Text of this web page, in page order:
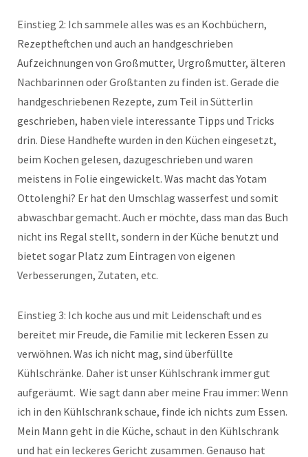
Einstieg 2: Ich sammele alles was es an Kochbüchern,
Rezeptheftchen und auch an handgeschrieben
Aufzeichnungen von Großmutter, Urgroßmutter, älteren
Nachbarinnen oder Großtanten zu finden ist. Gerade die
handgeschriebenen Rezepte, zum Teil in Sütterlin
geschrieben, haben viele interessante Tipps und Tricks
drin. Diese Handhefte wurden in den Küchen eingesetzt,
beim Kochen gelesen, dazugeschrieben und waren
meistens in Folie eingewickelt. Was macht das Yotam
Ottolenghi? Er hat den Umschlag wasserfest und somit
abwaschbar gemacht. Auch er möchte, dass man das Buch
nicht ins Regal stellt, sondern in der Küche benutzt und
bietet sogar Platz zum Eintragen von eigenen
Verbesserungen, Zutaten, etc.
Einstieg 3: Ich koche aus und mit Leidenschaft und es
bereitet mir Freude, die Familie mit leckeren Essen zu
verwöhnen. Was ich nicht mag, sind überfüllte
Kühlschränke. Daher ist unser Kühlschrank immer gut
aufgeräumt. Wie sagt dann aber meine Frau immer: Wenn
ich in den Kühlschrank schaue, finde ich nichts zum Essen.
Mein Mann geht in die Küche, schaut in den Kühlschrank
und hat ein leckeres Gericht zusammen. Genauso hat